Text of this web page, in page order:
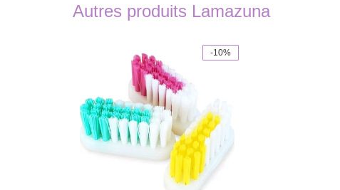
Autres produits Lamazuna
-10%
multiple
variants.
The
options
may